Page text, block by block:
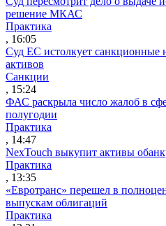
решение МКАС
Практика
, 16:05
Суд ЕС истолкует санкционные
активов
Санкции
, 15:24
ФАС раскрыла число жалоб в
полугодии
Практика
, 14:47
NexTouch выкупит активы
Практика
, 13:35
«Евротранс» перешел в
выпускам облигаций
Практика